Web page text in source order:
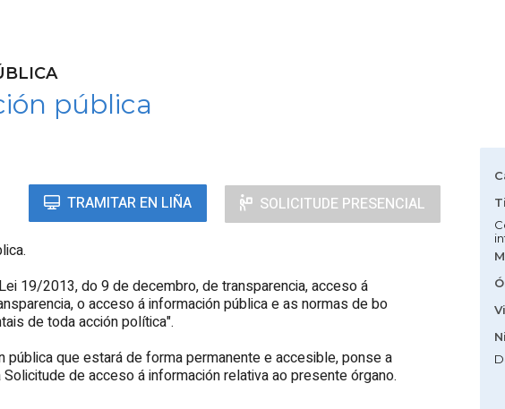
pública
TRAMITAR EN LIÑA SOLICITUDE PRESENCIAL
19/2013, do 9 de decembro, de transparencia, acceso á
o acceso á información pública e as normas de bo
de toda acción política".
pública que estará de forma permanente e accesible, ponse a
de acceso á información relativa ao presente órgano.